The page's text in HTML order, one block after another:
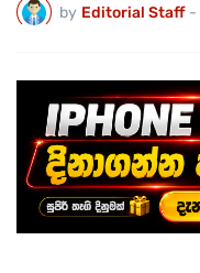
by Editorial Staff -